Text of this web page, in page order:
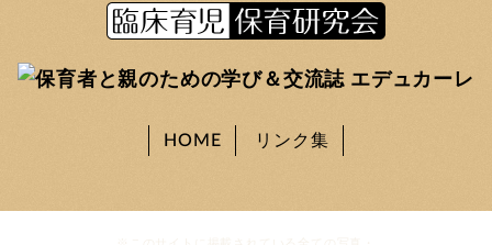
HOME リンク集